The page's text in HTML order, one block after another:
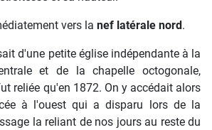
vers la nef latérale nord .
d'une petite église indépendante à la
et de la chapelle octogonale,
reliée qu'en 1872. On y accédait alors
à l'ouest qui a disparu lors de la
la reliant de nos jours au reste du